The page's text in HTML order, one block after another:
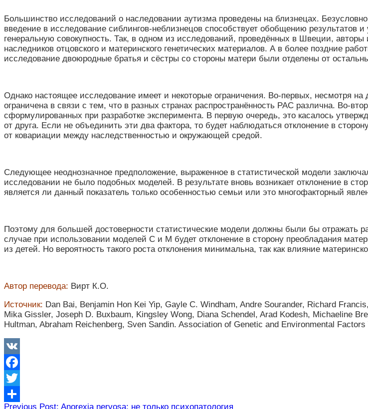
Большинство исследований о наследовании аутизма проведены на близнецах.
введение в исследование сиблингов-неблизнецов способствует обобщению результатов
генеральную совокупность. Так, в одном из исследований, проведённых в Швеции, авторы
наследников отцовского и материнского генетических материалов. А в более поздние
исследование двоюродные братья и сёстры со стороны матери были отделены от
Однако настоящее исследование имеет и некоторые ограничения. Во-первых, несмотря
ограничена в связи с тем, что в разных странах распространённость РАС различна. Во-
сформулированных при разработке эксперимента. В первую очередь, это касалось
от друга. Если не объединить эти два фактора, то будет наблюдаться отклонение в
от ковариации между наследственностью и окружающей средой.
Следующее неоднозначное предположение, выраженное в статистической модели
исследовании не было подобных моделей. В результате вновь возникает отклонение в
является ли данный показатель только особенностью семьи или это многофакторный
Поэтому для большей достоверности статистические модели должны были бы отражать
случае при использовании моделей С и М будет отклонение в сторону преобладания
из детей. Но вероятность такого роста отклонения минимальна, так как влияние
Автор перевода: Вирт К.О.
Источник: Dan Bai, Benjamin Hon Kei Yip, Gayle C. Windham, Andre Sourander, Richard
Mika Gissler, Joseph D. Buxbaum, Kingsley Wong, Diana Schendel, Arad Kodesh, Michaeline
Hultman, Abraham Reichenberg, Sven Sandin. Association of Genetic and Environmental
VK
Facebook
Twitter
Previous Post: Anorexia nervosa: не только психопатология